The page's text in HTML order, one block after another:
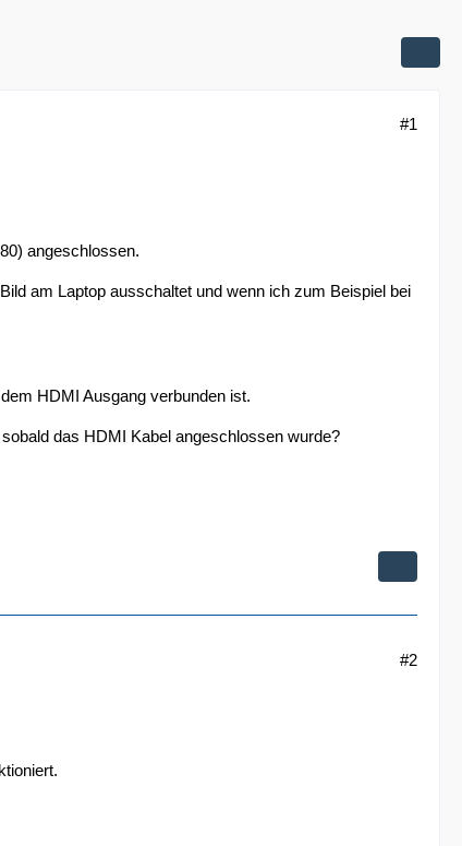
#1
angeschlossen.
am Laptop ausschaltet und wenn ich zum Beispiel bei
HDMI Ausgang verbunden ist.
das HDMI Kabel angeschlossen wurde?
#2